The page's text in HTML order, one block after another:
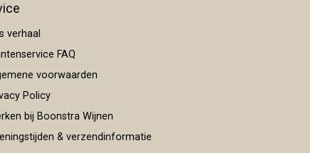
verhaal
FAQ
voorwaarden
Policy
bij Boonstra Wijnen
& verzendinformatie